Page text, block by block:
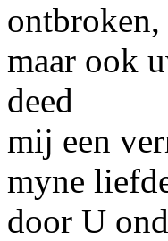
ontbroken,
maar ook
deed
mij een
myne
door U